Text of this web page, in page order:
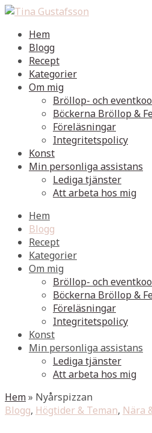
Hem
Blogg
Recept
Kategorier
Om mig
Bröllop- och
Böckerna Bröllop &
Föreläsningar
Integritetspolicy
Konst
Min personliga assistans
Lediga tjänster
Att arbeta hos mig
Hem
Blogg
Recept
Kategorier
Om mig
Bröllop- och
Böckerna Bröllop &
Föreläsningar
Integritetspolicy
Konst
Min personliga assistans
Lediga tjänster
Att arbeta hos mig
Hem» Nyårspizzan
Blogg, Högtider & Teman, Nära